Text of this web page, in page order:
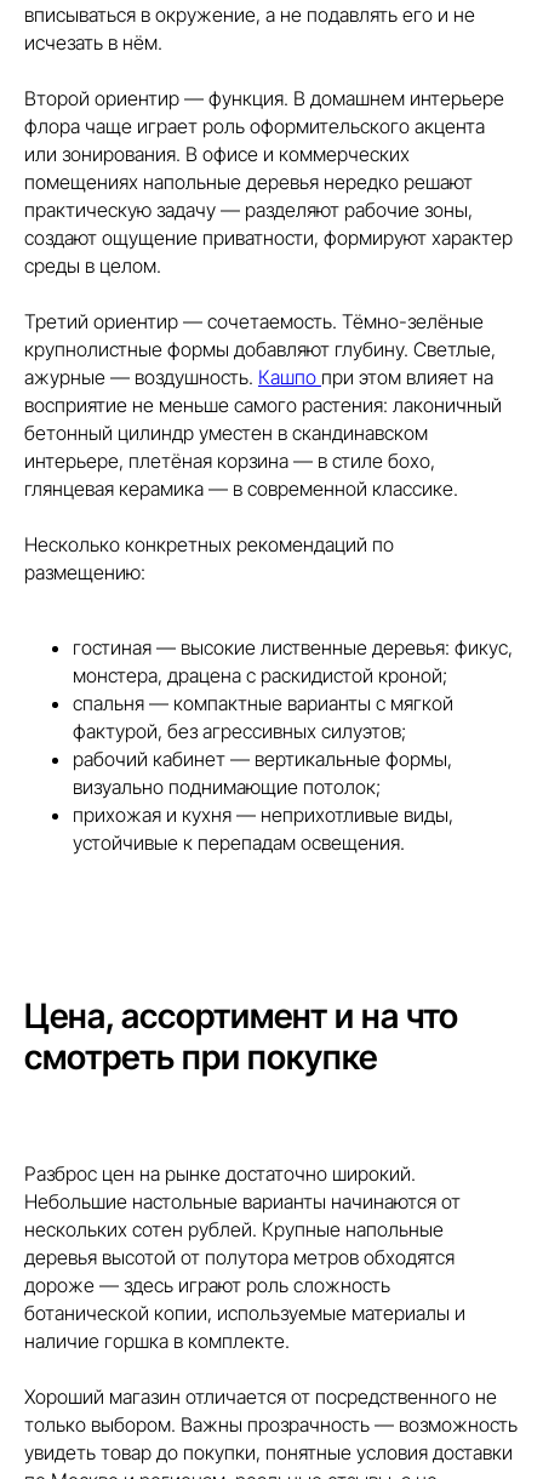
вписываться в окружение, а не подавлять его и не
исчезать в нём.
Второй ориентир — функция. В домашнем интерьере
флора чаще играет роль оформительского акцента
или зонирования. В офисе и коммерческих
помещениях напольные деревья нередко решают
практическую задачу — разделяют рабочие зоны,
создают ощущение приватности, формируют характер
среды в целом.
Третий ориентир — сочетаемость. Тёмно-зелёные
крупнолистные формы добавляют глубину. Светлые,
ажурные — воздушность. Кашпо при этом влияет на
восприятие не меньше самого растения: лаконичный
бетонный цилиндр уместен в скандинавском
интерьере, плетёная корзина — в стиле бохо,
глянцевая керамика — в современной классике.
Несколько конкретных рекомендаций по
размещению:
гостиная — высокие лиственные деревья: фикус,
монстера, драцена с раскидистой кроной;
спальня — компактные варианты с мягкой
фактурой, без агрессивных силуэтов;
рабочий кабинет — вертикальные формы,
визуально поднимающие потолок;
прихожая и кухня — неприхотливые виды,
устойчивые к перепадам освещения.
Цена, ассортимент и на что
смотреть при покупке
Разброс цен на рынке достаточно широкий.
Небольшие настольные варианты начинаются от
нескольких сотен рублей. Крупные напольные
деревья высотой от полутора метров обходятся
дороже — здесь играют роль сложность
ботанической копии, используемые материалы и
наличие горшка в комплекте.
Хороший магазин отличается от посредственного не
только выбором. Важны прозрачность — возможность
увидеть товар до покупки, понятные условия доставки